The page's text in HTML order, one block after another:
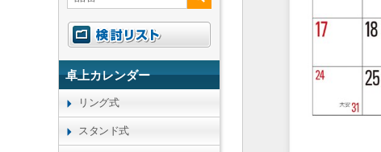
卓上カレンダー
リング式
スタンド式